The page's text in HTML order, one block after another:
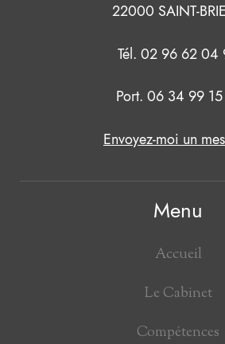
22000 SAINT-
Tél. 02 96 62 04
Port. 06 34 99 15
Envoyez-moi un
Menu
Accueil
Le Cabinet
Compétences